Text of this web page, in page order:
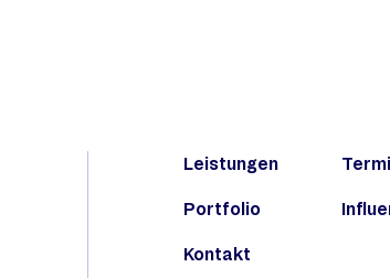
Leistungen
Portfolio
Kontakt